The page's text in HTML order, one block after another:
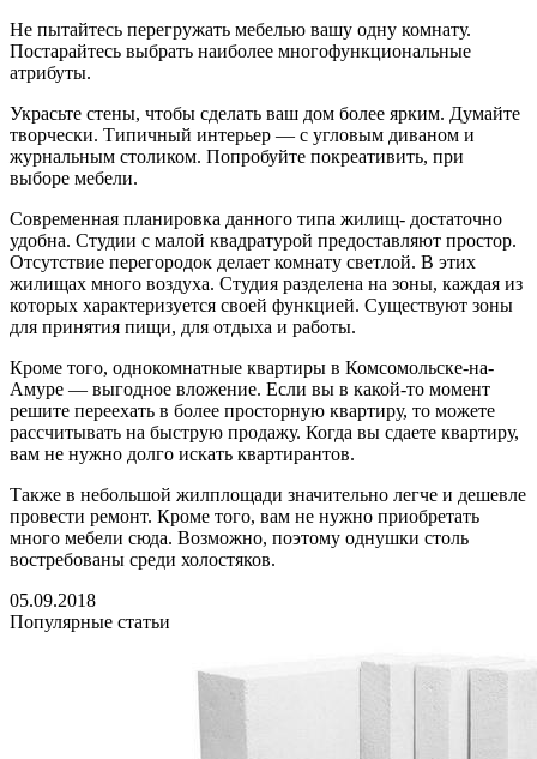
Не пытайтесь перегружать мебелью вашу одну комнату.
Постарайтесь выбрать наиболее многофункциональные
атрибуты.
Украсьте стены, чтобы сделать ваш дом более ярким. Думайте
творчески. Типичный интерьер — с угловым диваном и
журнальным столиком. Попробуйте покреативить, при
выборе мебели.
Современная планировка данного типа жилищ- достаточно
удобна. Студии с малой квадратурой предоставляют простор.
Отсутствие перегородок делает комнату светлой. В этих
жилищах много воздуха. Студия разделена на зоны, каждая из
которых характеризуется своей функцией. Существуют зоны
для принятия пищи, для отдыха и работы.
Кроме того, однокомнатные квартиры в Комсомольске-на-
Амуре — выгодное вложение. Если вы в какой-то момент
решите переехать в более просторную квартиру, то можете
рассчитывать на быструю продажу. Когда вы сдаете квартиру,
вам не нужно долго искать квартирантов.
Также в небольшой жилплощади значительно легче и дешевле
провести ремонт. Кроме того, вам не нужно приобретать
много мебели сюда. Возможно, поэтому однушки столь
востребованы среди холостяков.
05.09.2018
Популярные статьи